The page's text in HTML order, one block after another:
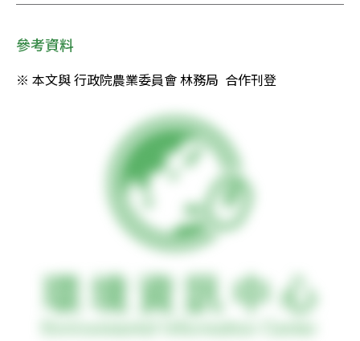
參考資料
※ 本文與 行政院農業委員會 林務局  合作刊登